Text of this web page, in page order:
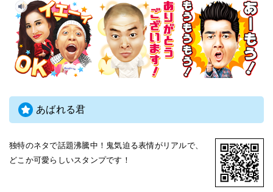
あばれる君
独特のネタで話題沸騰中！鬼気迫る表情がリアルで、
どこか可愛らしいスタンプです！